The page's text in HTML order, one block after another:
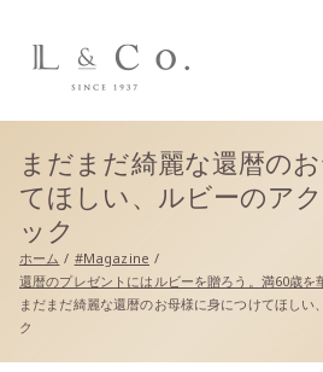
L&co.
まだまだ綺麗な還暦の
てほしい、ルビーのア
ック
ホーム
#Magazine
還暦のプレゼントにはルビーを贈ろう。満60歳を
まだまだ綺麗な還暦のお母様に身につけてほしい
ク